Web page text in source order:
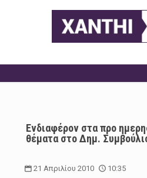
Ενδιαφέρον στα προ
θέματα στο Δημ.
21 Απριλίου 2010 10:35